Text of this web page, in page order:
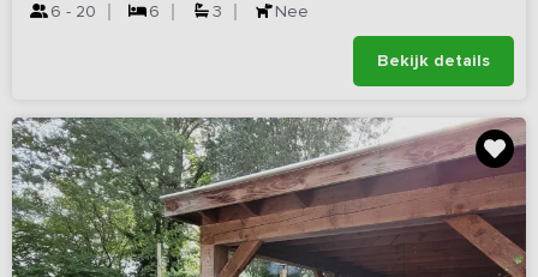
6 - 20 6 3 Nee
Bekijk details